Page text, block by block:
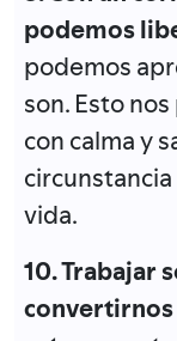
podemos
podemos
son. Esto
con calma y
vida.
10. Trabajar
convertirnos